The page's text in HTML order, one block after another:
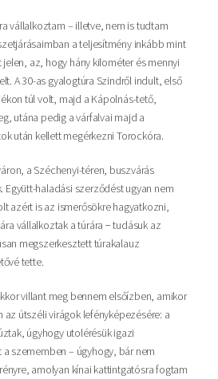
vállalkoztam – illetve, nem is tudtam
a teljesítmény inkább mint
az, hogy hány kilométer és mennyi
A 30-as gyalogtúra Szindről indult, első
túl volt, majd a Kápolnás-tető,
utána pedig a várfalvai majd a
után kellett megérkezni Torockóra.
a Széchenyi-téren, buszvárás
haladási szerződést ugyan nem
azért is az ismerősökre hagyatkozni,
vállalkoztak a túrára − tudásuk az
megszerkesztett túrakalauz
tette.
villant meg bennem elsőízben, amikor
az útszéli virágok lefényképezésére: a
úgyhogy utolérésük igazi
szememben – úgyhogy, bár nem
amolyan kínai kattintgatósra fogtam